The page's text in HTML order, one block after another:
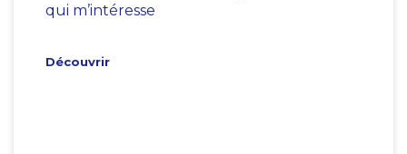
qui m’intéresse
Découvrir